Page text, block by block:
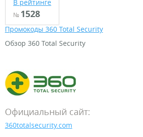
В рейтинге
№ 1528
Промокоды 360 Total Security
Обзор 360 Total Security
Официальный сайт:
360totalsecurity.com